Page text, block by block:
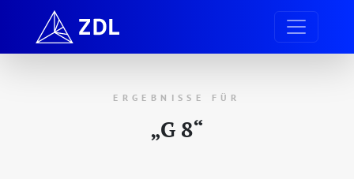
ERGEBNISSE FÜR
„G 8“